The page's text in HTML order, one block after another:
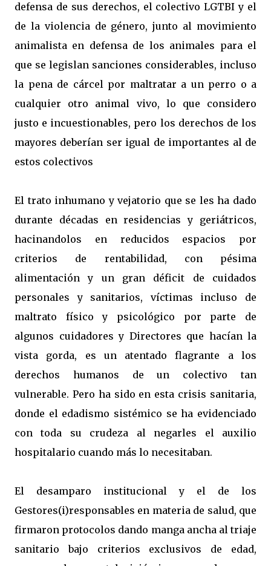
defensa de sus derechos, el colectivo LGTBI y el
de la violencia de género, junto al movimiento
animalista en defensa de los animales para el
que se legislan sanciones considerables, incluso
la pena de cárcel por maltratar a un perro o a
cualquier otro animal vivo, lo que considero
justo e incuestionables, pero los derechos de los
mayores deberían ser igual de importantes al de
estos colectivos
El trato inhumano y vejatorio que se les ha dado
durante décadas en residencias y geriátricos,
hacinandolos en reducidos espacios por
criterios de rentabilidad, con pésima
alimentación y un gran déficit de cuidados
personales y sanitarios, víctimas incluso de
maltrato físico y psicológico por parte de
algunos cuidadores y Directores que hacían la
vista gorda, es un atentado flagrante a los
derechos humanos de un colectivo tan
vulnerable. Pero ha sido en esta crisis sanitaria,
donde el edadismo sistémico se ha evidenciado
con toda su crudeza al negarles el auxilio
hospitalario cuando más lo necesitaban.
El desamparo institucional y el de los
Gestores(i)responsables en materia de salud, que
firmaron protocolos dando manga ancha al triaje
sanitario bajo criterios exclusivos de edad,